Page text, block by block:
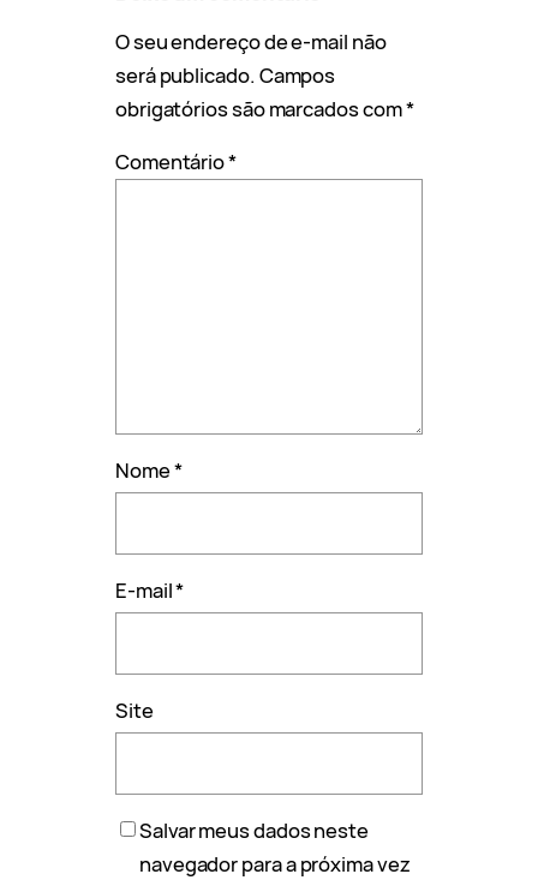
O seu endereço de e-mail não
será publicado. Campos
obrigatórios são marcados com*
Comentário*
Nome*
E-mail*
Site
Salvar meus dados neste
navegador para a próxima vez